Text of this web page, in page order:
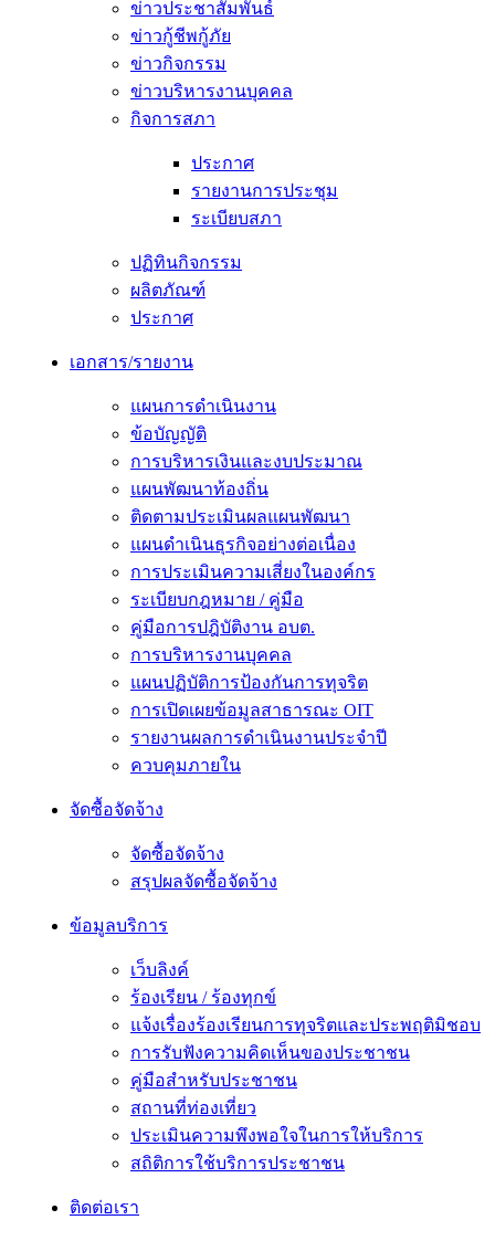
ข่าวประชาสัมพันธ์
ข่าวกู้ชีพกู้ภัย
ข่าวกิจกรรม
ข่าวบริหารงานบุคคล
กิจการสภา
ประกาศ
รายงานการประชุม
ระเบียบสภา
ปฏิทินกิจกรรม
ผลิตภัณฑ์
ประกาศ
เอกสาร/รายงาน
แผนการดำเนินงาน
ข้อบัญญัติ
การบริหารเงินและงบประมาณ
แผนพัฒนาท้องถิ่น
ติดตามประเมินผลแผนพัฒนา
แผนดำเนินธุรกิจอย่างต่อเนื่อง
การประเมินความเสี่ยงในองค์กร
ระเบียบกฎหมาย / คู่มือ
คู่มือการปฎิบัติงาน อบต.
การบริหารงานบุคคล
แผนปฏิบัติการป้องกันการทุจริต
การเปิดเผยข้อมูลสาธารณะ OIT
รายงานผลการดำเนินงานประจำปี
ควบคุมภายใน
จัดซื้อจัดจ้าง
จัดซื้อจัดจ้าง
สรุปผลจัดซื้อจัดจ้าง
ข้อมูลบริการ
เว็บลิงค์
ร้องเรียน / ร้องทุกข์
แจ้งเรื่องร้องเรียนการทุจริตและประพฤติมิชอบ
การรับฟังความคิดเห็นของประชาชน
คู่มือสำหรับประชาชน
สถานที่ท่องเที่ยว
ประเมินความพึงพอใจในการให้บริการ
สถิติการใช้บริการประชาชน
ติดต่อเรา